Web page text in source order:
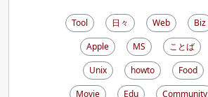
Tool 日々 Web Biz
Apple
MS ことば
Unix
howto Food
Movie
Edu Community